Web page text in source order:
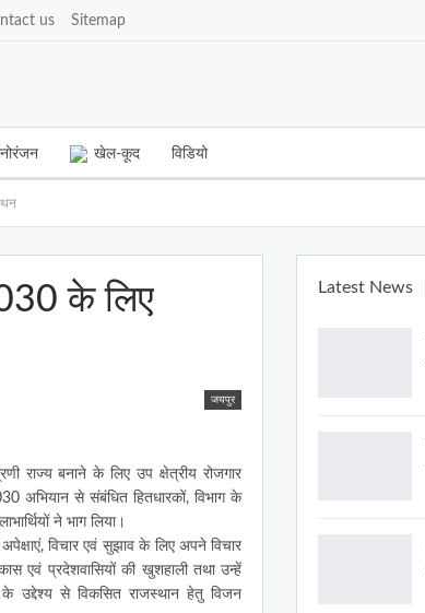
us Sitemap
खेल-कूद विडियो
के लिए
जयपुर
राज्य बनाने के लिए उप क्षेत्रीय रोजगार
अभियान से संबंधित हितधारकों, विभाग के
ने भाग लिया।
विचार एवं सुझाव के लिए अपने विचार
एवं प्रदेशवासियों की खुशहाली तथा उन्हें
उद्देश्य से विकसित राजस्थान हेतु विजन
Latest News